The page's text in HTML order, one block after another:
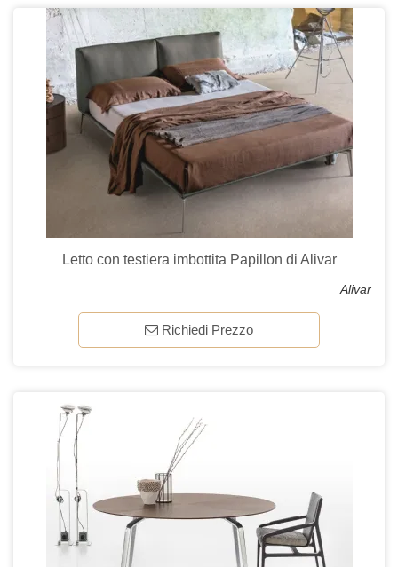
Letto con testiera imbottita Papillon di Alivar
Alivar
Richiedi Prezzo